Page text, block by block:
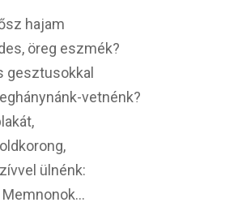
hajam
öreg eszmék?
gesztusokkal
vetnénk?
ülnénk:
Memnonok…